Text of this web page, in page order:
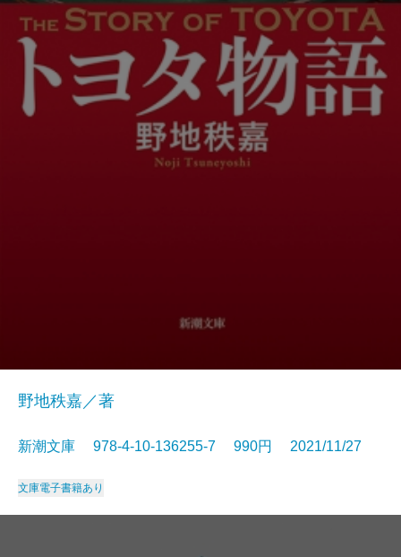
野地秩嘉／著
新潮文庫 978-4-10-136255-7 990円 2021/11/27
文庫電子書籍あり